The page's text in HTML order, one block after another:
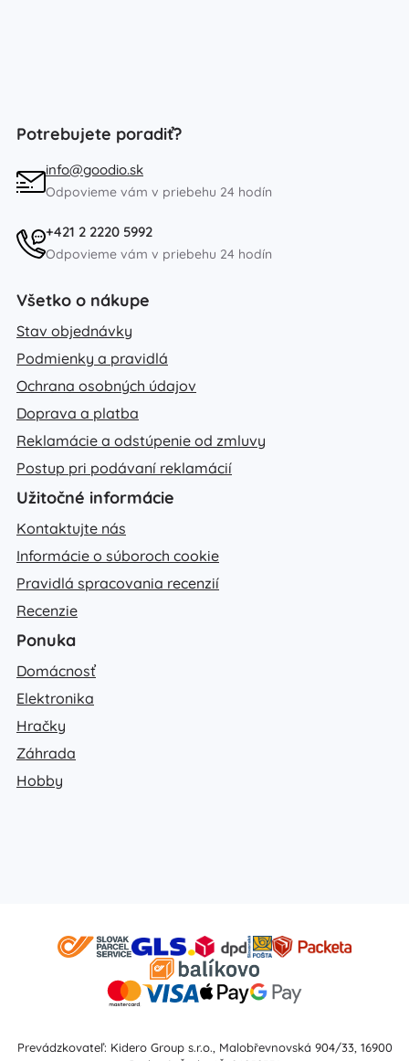
Potrebujete poradiť?
info@goodio.sk
Odpovieme vám v priebehu 24 hodín
+421 2 2220 5992
Odpovieme vám v priebehu 24 hodín
Všetko o nákupe
Stav objednávky
Podmienky a pravidlá
Ochrana osobných údajov
Doprava a platba
Reklamácie a odstúpenie od zmluvy
Postup pri podávaní reklamácií
Užitočné informácie
Kontaktujte nás
Informácie o súboroch cookie
Pravidlá spracovania recenzií
Recenzie
Ponuka
Domácnosť
Elektronika
Hračky
Záhrada
Hobby
Prevádzkovateľ: Kidero Group s.r.o., Malobřevnovská 904/33, 16900